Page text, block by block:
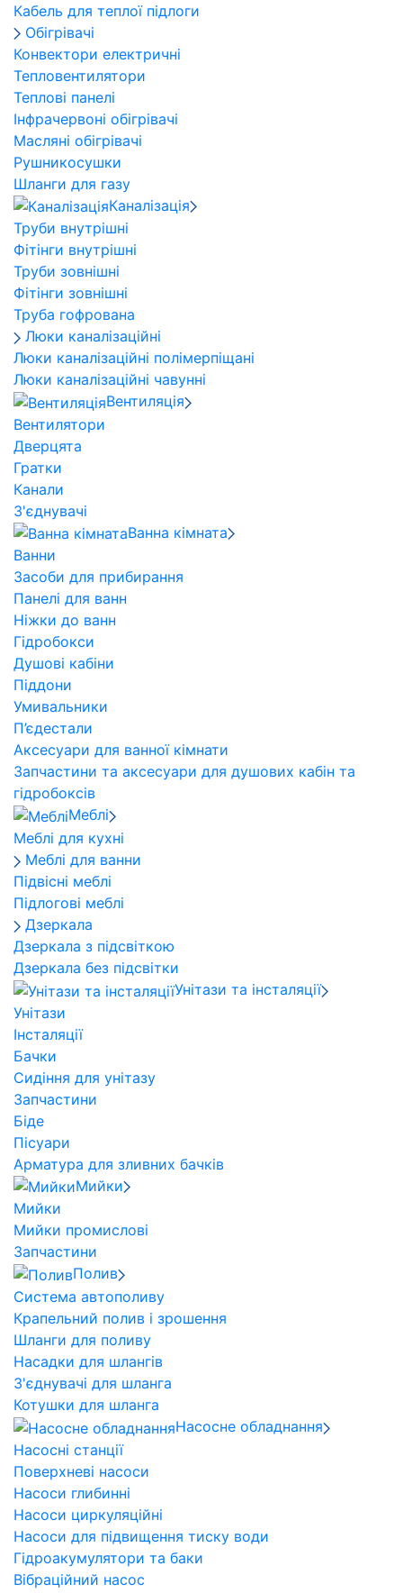
Кабель для теплої підлоги
Обігрівачі
Конвектори електричні
Тепловентилятори
Теплові панелі
Інфрачервоні обігрівачі
Масляні обігрівачі
Рушникосушки
Шланги для газу
Каналізація
Труби внутрішні
Фітінги внутрішні
Труби зовнішні
Фітінги зовнішні
Труба гофрована
Люки каналізаційні
Люки каналізаційні полімерпіщані
Люки каналізаційні чавунні
Вентиляція
Вентилятори
Дверцята
Гратки
Канали
З'єднувачі
Ванна кімната
Ванни
Засоби для прибирання
Панелі для ванн
Ніжки до ванн
Гідробокси
Душові кабіни
Піддони
Умивальники
П’єдестали
Аксесуари для ванної кімнати
Запчастини та аксесуари для душових кабін та
гідробоксів
Меблі
Меблі для кухні
Меблі для ванни
Підвісні меблі
Підлогові меблі
Дзеркала
Дзеркала з підсвіткою
Дзеркала без підсвітки
Унітази та інсталяції
Унітази
Інсталяції
Бачки
Сидіння для унітазу
Запчастини
Біде
Пісуари
Арматура для зливних бачків
Мийки
Мийки
Мийки промислові
Запчастини
Полив
Система автополиву
Крапельний полив і зрошення
Шланги для поливу
Насадки для шлангів
З'єднувачі для шланга
Котушки для шланга
Насосне обладнання
Насосні станції
Поверхневі насоси
Насоси глибинні
Насоси циркуляційні
Насоси для підвищення тиску води
Гідроакумулятори та баки
Вібраційний насос